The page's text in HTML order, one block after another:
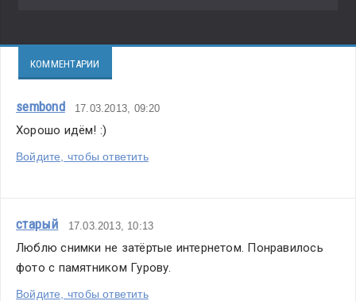
КОММЕНТАРИИ
sembond 17.03.2013, 09:20
Хорошо идём! :)
Войдите, чтобы ответить
старый 17.03.2013, 10:13
Люблю снимки не затёртые интернетом. Понравилось
фото с памятником Гурову.
Войдите, чтобы ответить